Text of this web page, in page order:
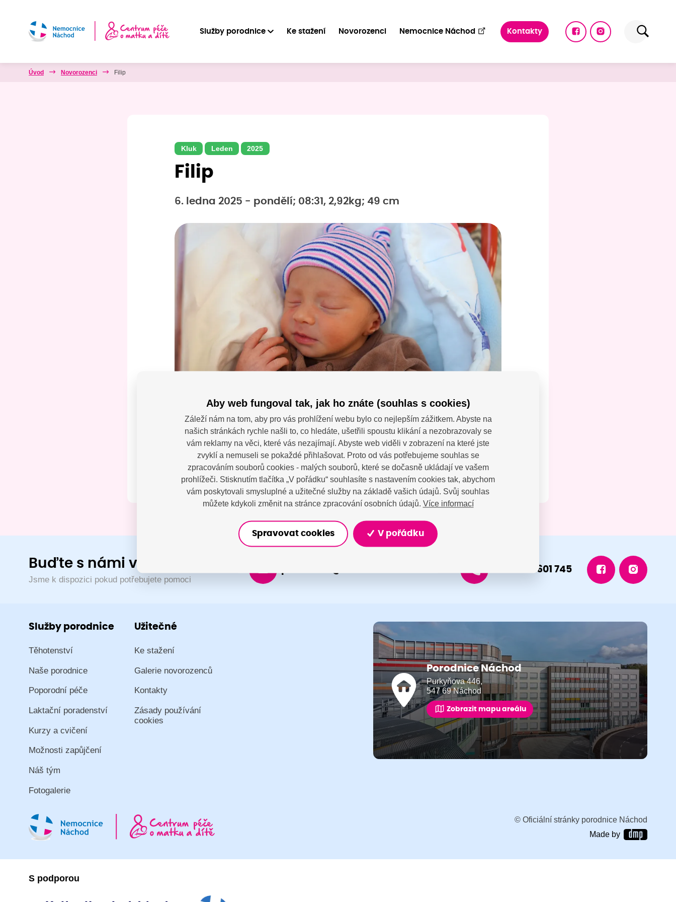
Služby porodnice Ke stažení Novorozenci Nemocnice Náchod Kontakty
Úvod Novorozenci Filip
Kluk Leden 2025
Filip
6. ledna 2025 - pondělí; 08:31, 2,92kg; 49 cm
Máte dotazy?
Kontaktujte nás
SDÍLEJTE:
Buďte s námi v kontaktu
Jsme k dispozici pokud potřebujete pomoci
+420 491 601 745
Služby porodnice
Těhotenství
Naše porodnice
Poporodní péče
Laktační poradenství
Kurzy a cvičení
Možnosti zapůjčení
Náš tým
Fotogalerie
Užitečné
Ke stažení
Galerie novorozenců
Kontakty
Zásady používání
cookies
Porodnice Náchod
Purkyňova 446,
547 69 Náchod
Zobrazit mapu areálu
© Oficiální stránky porodnice Náchod
Made by
S podporou
Aby web fungoval tak, jak ho znáte (souhlas s cookies)
Záleží nám na tom, aby pro vás prohlížení webu bylo co nejlepším zážitkem. Abyste na
našich stránkách rychle našli to, co hledáte, ušetřili spoustu klikání a nezobrazovaly se
vám reklamy na věci, které vás nezajímají. Abyste web viděli v zobrazení na které jste
zvyklí a nemuseli se pokaždé přihlašovat. Proto od vás potřebujeme souhlas se
zpracováním souborů cookies - malých souborů, které se dočasně ukládají ve vašem
prohlížeči. Stisknutím tlačítka „V pořádku“ souhlasíte s nastavením cookies tak, abychom
vám poskytovali smysluplné a užitečné služby na základě vašich údajů. Svůj souhlas
můžete kdykoli změnit na stránce zpracování osobních údajů. Více informací
Spravovat cookies V pořádku